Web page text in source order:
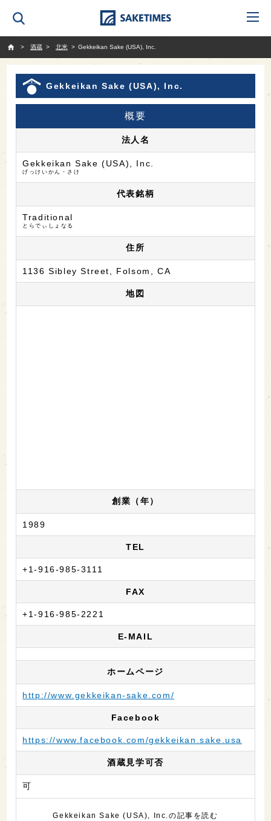
酒蔵
北米 Gekkeikan Sake (USA), Inc.
Gekkeikan Sake (USA), Inc.
概要
法人名
Gekkeikan Sake (USA), Inc.
げっけいかん・さけ
代表銘柄
Traditional
とらでぃしょなる
住所
1136 Sibley Street, Folsom, CA
地図
創業（年）
1989
TEL
+1-916-985-3111
FAX
+1-916-985-2221
E-MAIL
ホームページ
http://www.gekkeikan-sake.com/
Facebook
https://www.facebook.com/gekkeikan.sake.usa
酒蔵見学可否
可
Gekkeikan Sake (USA), Inc.の記事を読む